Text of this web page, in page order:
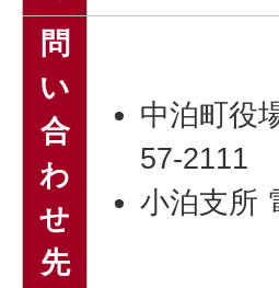
問
い
合
わ
せ
先
中泊町役
57-2111
小泊支所